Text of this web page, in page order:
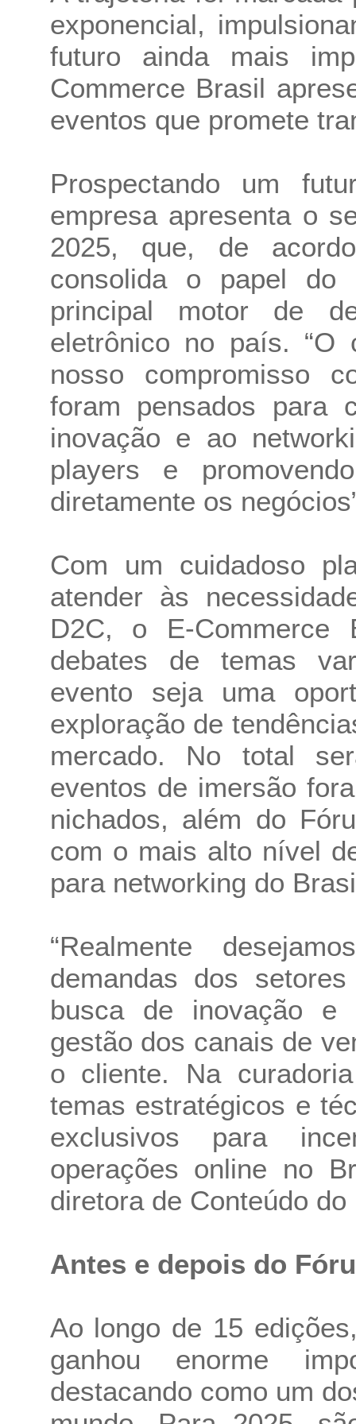
exponencial,
futuro ainda mais
Commerce Brasil
eventos que promete
Prospectando um
empresa apresenta o
2025, que, de
consolida o papel do
principal motor de
eletrônico no país. “O
nosso compromisso
foram pensados para
inovação e ao
players e
diretamente os
Com um cuidadoso
atender às
D2C, o E-Commerce
debates de temas
evento seja uma
exploração de
mercado. No total
eventos de imersão
nichados, além do
com o mais alto nível
para networking do
“Realmente
demandas dos
busca de inovação e
gestão dos canais de
o cliente. Na
temas estratégicos e
exclusivos para
operações online no
diretora de Conteúdo
Antes e depois do
Ao longo de 15
ganhou enorme
destacando como um